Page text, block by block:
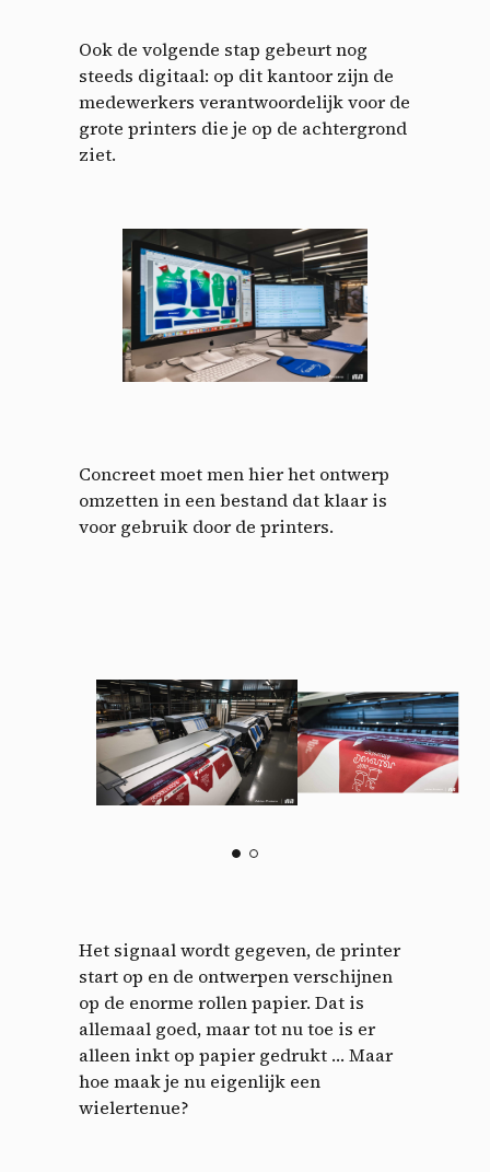
Ook de volgende stap gebeurt nog
steeds digitaal: op dit kantoor zijn de
medewerkers verantwoordelijk voor de
grote printers die je op de achtergrond
ziet.
Concreet moet men hier het ontwerp
omzetten in een bestand dat klaar is
voor gebruik door de printers.
Het signaal wordt gegeven, de printer
start op en de ontwerpen verschijnen
op de enorme rollen papier. Dat is
allemaal goed, maar tot nu toe is er
alleen inkt op papier gedrukt … Maar
hoe maak je nu eigenlijk een
wielertenue?